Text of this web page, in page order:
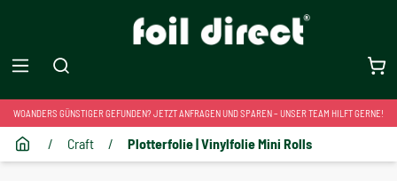
WOANDERS GÜNSTIGER GEFUNDEN? JETZT ANFRAGEN UND SPAREN – UNSER TEAM HILFT GERNE!
/ Craft / Plotterfolie | Vinylfolie Mini Rolls